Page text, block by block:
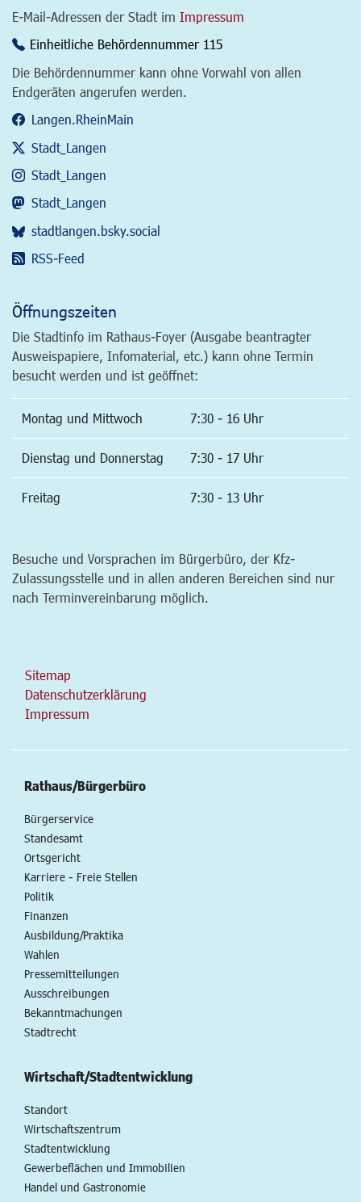
E-Mail-Adressen der Stadt im Impressum
Einheitliche Behördennummer 115
Die Behördennummer kann ohne Vorwahl von allen
Endgeräten angerufen werden.
Langen.RheinMain
Stadt_Langen
Stadt_Langen
Stadt_Langen
stadtlangen.bsky.social
RSS-Feed
Öffnungszeiten
Die Stadtinfo im Rathaus-Foyer (Ausgabe beantragter
Ausweispapiere, Infomaterial, etc.) kann ohne Termin
besucht werden und ist geöffnet:
Montag und Mittwoch 7:30 - 16 Uhr
Dienstag und Donnerstag 7:30 - 17 Uhr
Freitag 7:30 - 13 Uhr
Besuche und Vorsprachen im Bürgerbüro, der Kfz-
Zulassungsstelle und in allen anderen Bereichen sind nur
nach Terminvereinbarung möglich.
Sitemap
Datenschutzerklärung
Impressum
Rathaus/Bürgerbüro
Bürgerservice
Standesamt
Ortsgericht
Karriere - Freie Stellen
Politik
Finanzen
Ausbildung/Praktika
Wahlen
Pressemitteilungen
Ausschreibungen
Bekanntmachungen
Stadtrecht
Wirtschaft/Stadtentwicklung
Standort
Wirtschaftszentrum
Stadtentwicklung
Gewerbeflächen und Immobilien
Handel und Gastronomie